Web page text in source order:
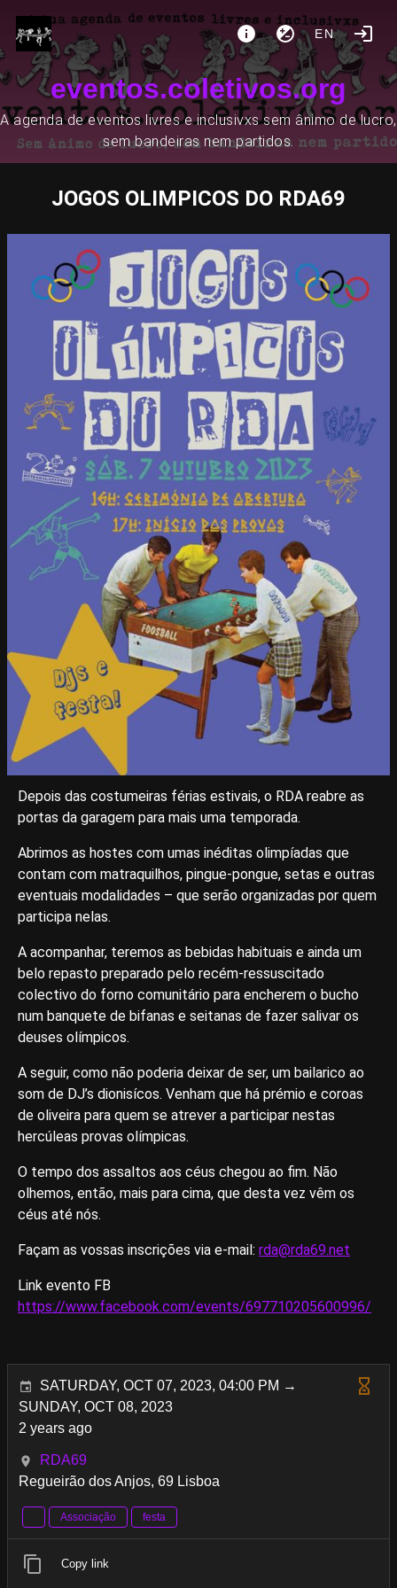
EN
eventos.coletivos.org
A agenda de eventos livres e inclusivxs sem ânimo de lucro,
sem bandeiras nem partidos.
JOGOS OLIMPICOS DO RDA69
Depois das costumeiras férias estivais, o RDA reabre as
portas da garagem para mais uma temporada.
Abrimos as hostes com umas inéditas olimpíadas que
contam com matraquilhos, pingue-pongue, setas e outras
eventuais modalidades – que serão organizadas por quem
participa nelas.
A acompanhar, teremos as bebidas habituais e ainda um
belo repasto preparado pelo recém-ressuscitado
colectivo do forno comunitário para encherem o bucho
num banquete de bifanas e seitanas de fazer salivar os
deuses olímpicos.
A seguir, como não poderia deixar de ser, um bailarico ao
som de DJ’s dionisícos. Venham que há prémio e coroas
de oliveira para quem se atrever a participar nestas
hercúleas provas olímpicas.
O tempo dos assaltos aos céus chegou ao fim. Não
olhemos, então, mais para cima, que desta vez vêm os
céus até nós.
Façam as vossas inscrições via e-mail: rda@rda69.net
Link evento FB
https://www.facebook.com/events/697710205600996/
SATURDAY, OCT 07, 2023, 04:00 PM →
SUNDAY, OCT 08, 2023
2 years ago
RDA69
Regueirão dos Anjos, 69 Lisboa
Associação festa
Copy link